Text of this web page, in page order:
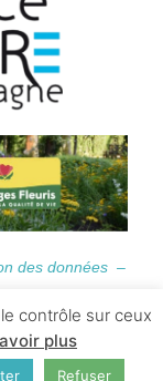
des données –
contrôle sur ceux
plus
Refuser